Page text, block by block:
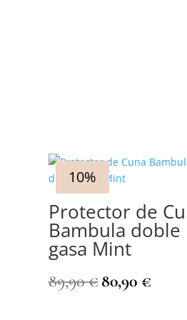
10%
Protector de
Bambula doble
gasa Mint
89,90€ El
precio
80,90 €